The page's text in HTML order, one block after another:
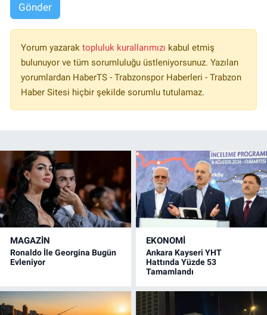
Gönder
Yorum yazarak topluluk kurallarımızı kabul etmiş
bulunuyor ve tüm sorumluluğu üstleniyorsunuz. Yazılan
yorumlardan HaberTS - Trabzonspor Haberleri - Trabzon
Haber Sitesi hiçbir şekilde sorumlu tutulamaz.
MAGAZİN
Ronaldo İle Georgina Bugün
Evleniyor
EKONOMİ
Ankara Kayseri YHT
Hattında Yüzde 53
Tamamlandı